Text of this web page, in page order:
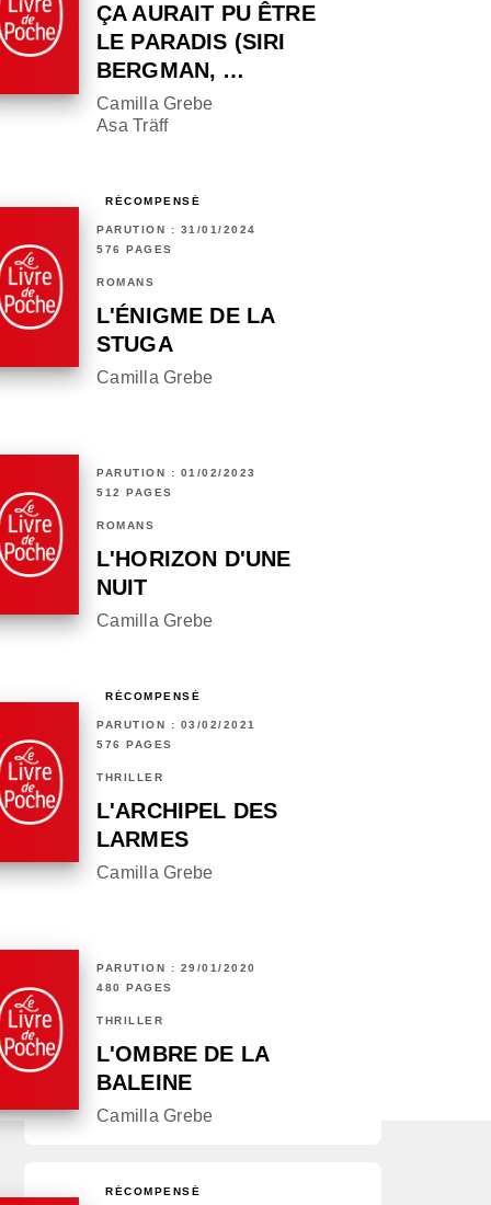
ÇA AURAIT PU ÊTRE
LE PARADIS (SIRI
BERGMAN, …
Camilla Grebe
Asa Träff
RÉCOMPENSÉ
PARUTION : 31/01/2024
576 PAGES
ROMANS
L'ÉNIGME DE LA
STUGA
Camilla Grebe
PARUTION : 01/02/2023
512 PAGES
ROMANS
L'HORIZON D'UNE
NUIT
Camilla Grebe
RÉCOMPENSÉ
PARUTION : 03/02/2021
576 PAGES
THRILLER
L'ARCHIPEL DES
LARMES
Camilla Grebe
PARUTION : 29/01/2020
480 PAGES
THRILLER
L'OMBRE DE LA
BALEINE
Camilla Grebe
RÉCOMPENSÉ